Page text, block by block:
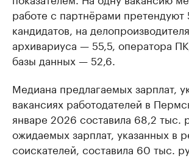
работе с партнёрами претендуют
кандидатов, на делопроизводителя,
архивариуса — 55,5, оператора
базы данных — 52,6.
Медиана предлагаемых зарплат,
вакансиях работодателей в
январе 2026 составила 68,2 тыс.
ожидаемых зарплат, указанных в
соискателей, составила 60 тыс.